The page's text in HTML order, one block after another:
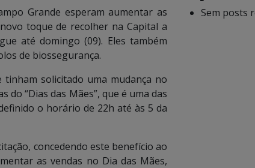
Grande esperam aumentar as
toque de recolher na Capital a
até domingo (09). Eles também
de biossegurança.
solicitado uma mudança no
“Dias das Mães”, que é uma das
o horário de 22h até às 5 da
concedendo este benefício ao
as vendas no Dia das Mães,
Sem posts